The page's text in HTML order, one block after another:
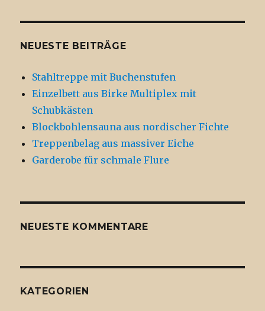
NEUESTE BEITRÄGE
Stahltreppe mit Buchenstufen
Einzelbett aus Birke Multiplex mit
Schubkästen
Blockbohlensauna aus nordischer Fichte
Treppenbelag aus massiver Eiche
Garderobe für schmale Flure
NEUESTE KOMMENTARE
KATEGORIEN